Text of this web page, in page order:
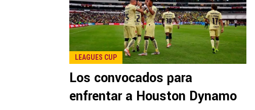
LEAGUES CUP
Los convocados para
enfrentar a Houston Dynamo